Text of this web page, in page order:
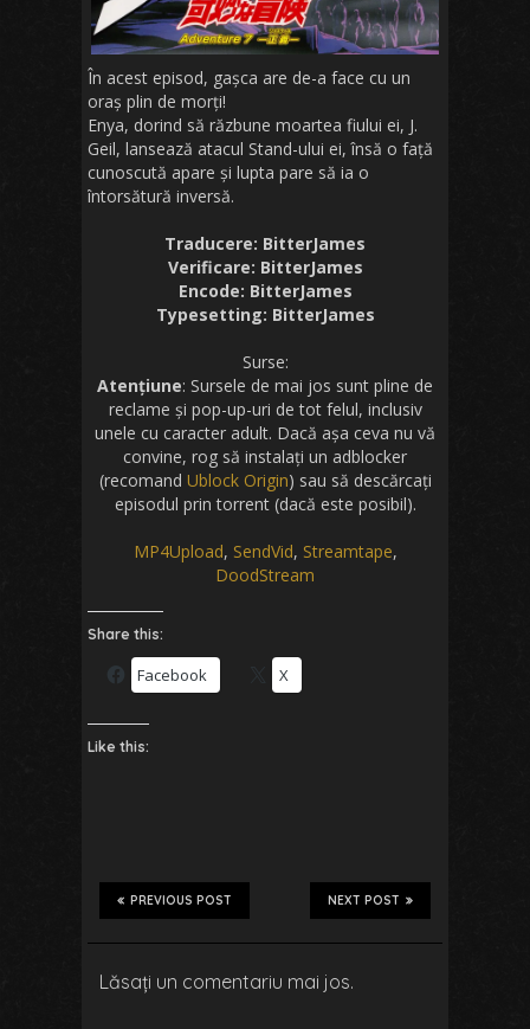
În acest episod, gașca are de-a face cu un
oraș plin de morți!
Enya, dorind să răzbune moartea fiului ei, J.
Geil, lansează atacul Stand-ului ei, însă o față
cunoscută apare și lupta pare să ia o
întorsătură inversă.
Traducere: BitterJames
Verificare: BitterJames
Encode: BitterJames
Typesetting: BitterJames
Surse:
Atențiune: Sursele de mai jos sunt pline de
reclame și pop-up-uri de tot felul, inclusiv
unele cu caracter adult. Dacă așa ceva nu vă
convine, rog să instalați un adblocker
(recomand Ublock Origin) sau să descărcați
episodul prin torrent (dacă este posibil).
MP4Upload, SendVid, Streamtape,
DoodStream
Share this:
Facebook X
Like this:
NEXT POST
PREVIOUS POST
Lăsați un comentariu mai jos.